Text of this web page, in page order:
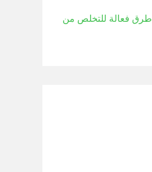
7 طرق فعالة للتخلص من